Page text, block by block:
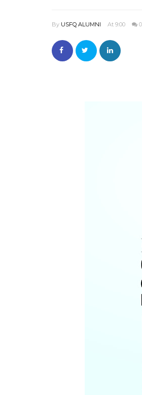
By USFQ ALUMNI At 9:00 0